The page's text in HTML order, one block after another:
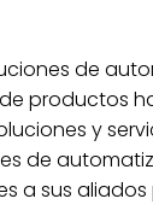
de
productos
y
de
a sus